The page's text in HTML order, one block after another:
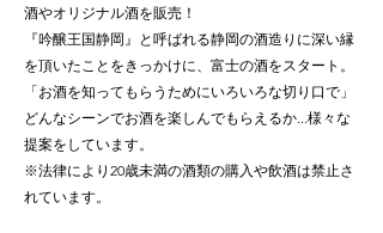
酒やオリジナル酒を販売！
『吟醸王国静岡』と呼ばれる静岡の酒造りに深い縁
を頂いたことをきっかけに、富士の酒をスタート。
「お酒を知ってもらうためにいろいろな切り口で」
どんなシーンでお酒を楽しんでもらえるか...様々な
提案をしています。
※法律により20歳未満の酒類の購入や飲酒は禁止さ
れています。